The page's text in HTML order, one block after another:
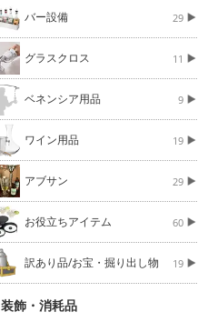
バー設備 29
グラスクロス 11
ベネンシア用品 9
ワイン用品 19
アブサン 29
お役立ちアイテム 60
訳あり品/お宝・掘り出し物 19
装飾・消耗品